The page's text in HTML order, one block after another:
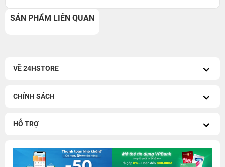
SẢN PHẨM LIÊN QUAN
VỀ 24HSTORE
CHÍNH SÁCH
HỖ TRỢ